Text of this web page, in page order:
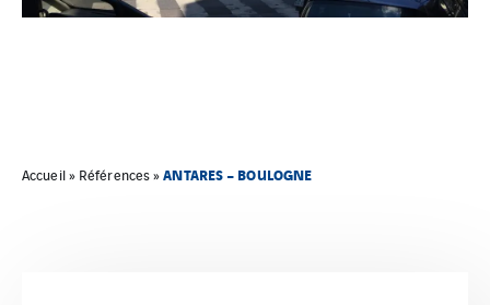
Accueil» Références»ANTARES – BOULOGNE